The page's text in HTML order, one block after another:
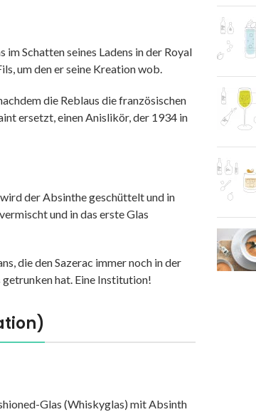
Schatten seines Ladens in der Royal
um den er seine Kreation wob.
die Reblaus die französischen
ersetzt, einen Anislikör, der 1934 in
der Absinthe geschüttelt und in
und in das erste Glas
die den Sazerac immer noch in der
hat. Eine Institution!
Glas (Whiskyglas) mit Absinth